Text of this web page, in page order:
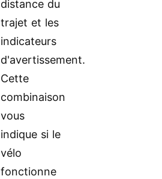
distance du
trajet et les
indicateurs
d'avertissement.
Cette
combinaison
vous
indique si le
vélo
fonctionne